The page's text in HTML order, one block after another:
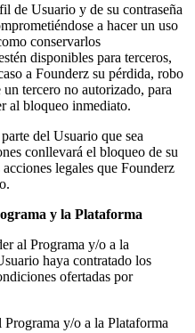
de Usuario y de su contraseña
a hacer un uso
conservarlos
disponibles para terceros,
a Founderz su pérdida, robo
tercero no autorizado, para
al bloqueo inmediato.
del Usuario que sea
conllevará el bloqueo de su
legales que Founderz
y la Plataforma
al Programa y/o a la
haya contratado los
ofertadas por
y/o a la Plataforma